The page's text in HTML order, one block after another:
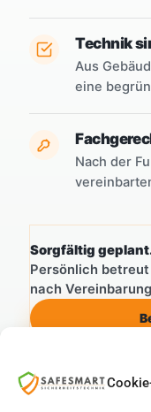
Technik
Aus
eine
Nach der
Sorgfältig
Persönlich
nach